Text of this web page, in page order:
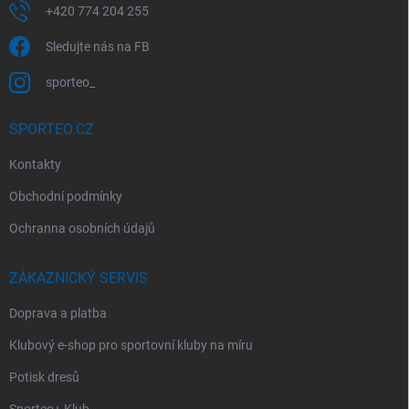
+420 774 204 255
Sledujte nás na FB
sporteo_
SPORTEO.CZ
Kontakty
Obchodní podmínky
Ochranna osobních údajů
ZÁKAZNICKÝ SERVIS
Doprava a platba
Klubový e-shop pro sportovní kluby na míru
Potisk dresů